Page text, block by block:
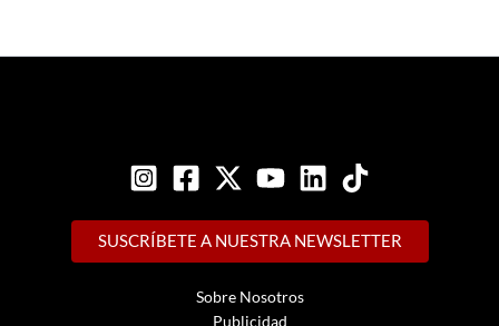
SUSCRÍBETE A NUESTRA NEWSLETTER
Sobre Nosotros
Publicidad